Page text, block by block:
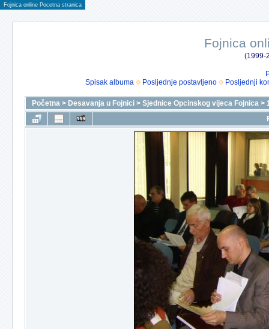
Fojnica online Pocetna stranica
Fojnica
(1999-
Spisak albuma
Posljednje postavljeno Posljednji
Početna > Desavanja u Fojnici > Sjednice Opcinskog vijeca Fojnica >